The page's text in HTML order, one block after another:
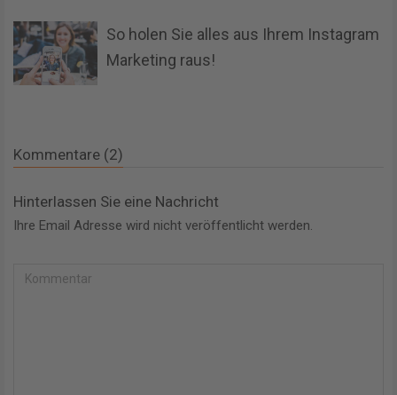
So holen Sie alles aus Ihrem Instagram
Marketing raus!
Kommentare (2)
Hinterlassen Sie eine Nachricht
Ihre Email Adresse wird nicht veröffentlicht werden.